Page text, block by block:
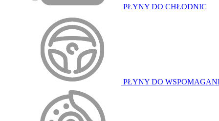
PŁYNY DO CHŁODNIC
PŁYNY DO